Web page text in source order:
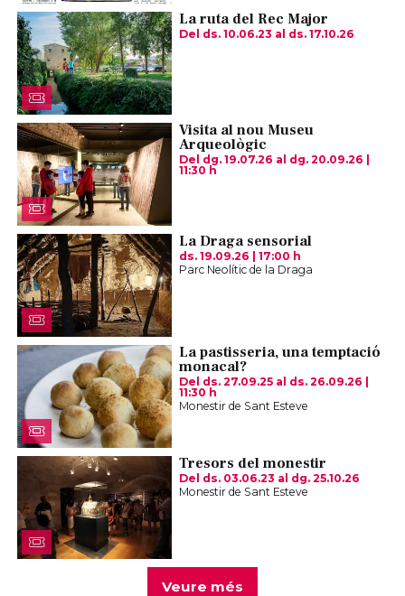
La ruta del Rec Major
Del ds. 10.06.23 al ds. 17.10.26
Visita al nou Museu
Arqueològic
Del dg. 19.07.26 al dg. 20.09.26
11:30 h
La Draga sensorial
ds. 19.09.26
17:00 h
Parc Neolític de la Draga
La pastisseria, una temptació
monacal?
Del ds. 27.09.25al ds. 26.09.26
11:30 h
Monestir de Sant Esteve
Tresors del monestir
Del ds. 03.06.23 al dg. 25.10.26
Monestir de Sant Esteve
Veure més